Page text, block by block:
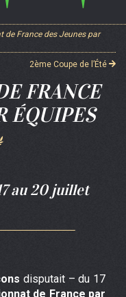
de France des Jeunes par
2ème Coupe de l’Été
FRANCE
ÉQUIPES
au 20 juillet
disputait – du 17
de France par